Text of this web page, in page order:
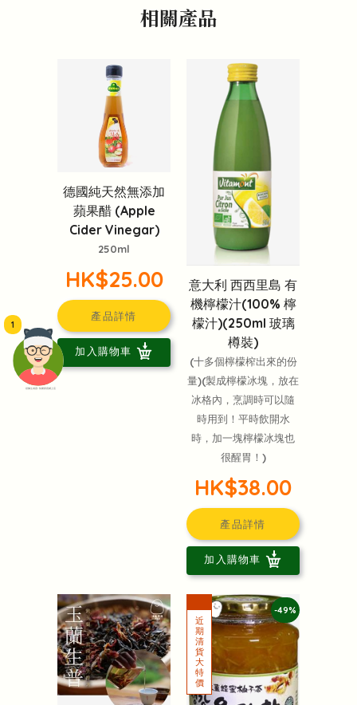
頭像生成器: 快樂家庭網上店
1
相關產品
德國純天然無添加
蘋果醋 (Apple
Cider Vinegar)
250ml
HK$25.00
產品詳情
加入購物車
意大利 西西里島 有
機檸檬汁(100% 檸
檬汁)(250ml 玻璃
樽裝)
(十多個檸檬榨出來的份
量)(製成檸檬冰塊，放在
冰格內，烹調時可以隨
時用到！平時飲開水
時，加一塊檸檬冰塊也
很醒胃！)
HK$38.00
產品詳情
加入購物車
-49%